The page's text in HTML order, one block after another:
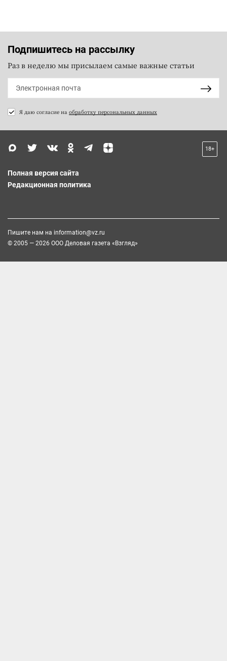
Подпишитесь на рассылку
Раз в неделю мы присылаем самые важные статьи
Я даю согласие на обработку персональных данных
18+
Полная версия сайта
Редакционная политика
Пишите нам на information@vz.ru
© 2005 — 2026 ООО Деловая газета «Взгляд»